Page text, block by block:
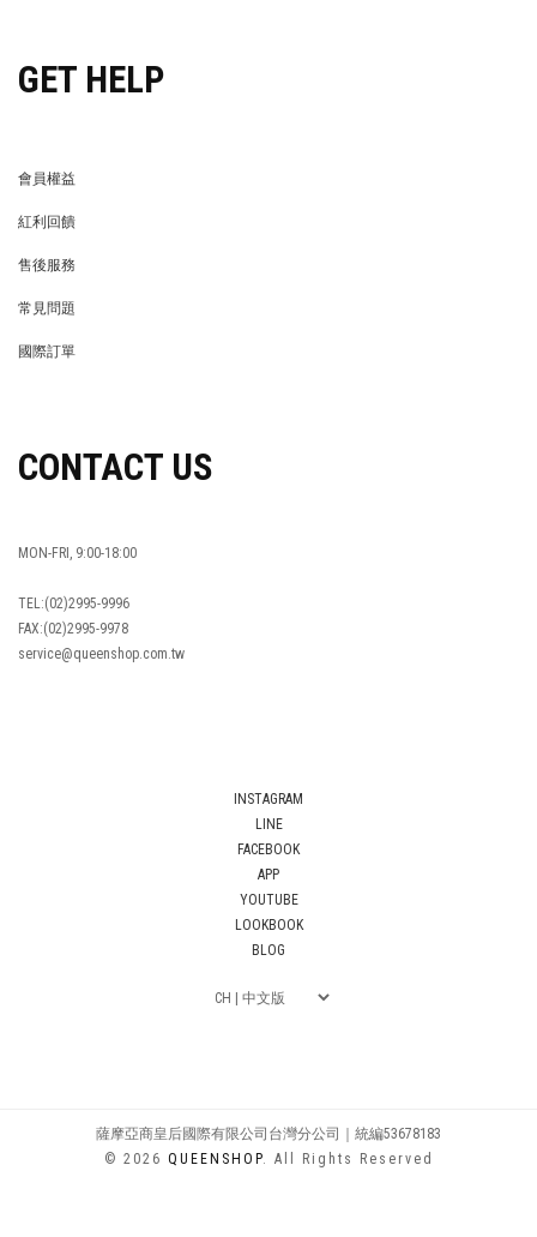
GET HELP
會員權益
紅利回饋
售後服務
常見問題
國際訂單
CONTACT US
MON-FRI, 9:00-18:00
TEL:(02)2995-9996
FAX:(02)2995-9978
service@queenshop.com.tw
INSTAGRAM
LINE
FACEBOOK
APP
YOUTUBE
LOOKBOOK
BLOG
薩摩亞商皇后國際有限公司台灣分公司｜統編53678183
© 2026 QUEENSHOP. All Rights Reserved